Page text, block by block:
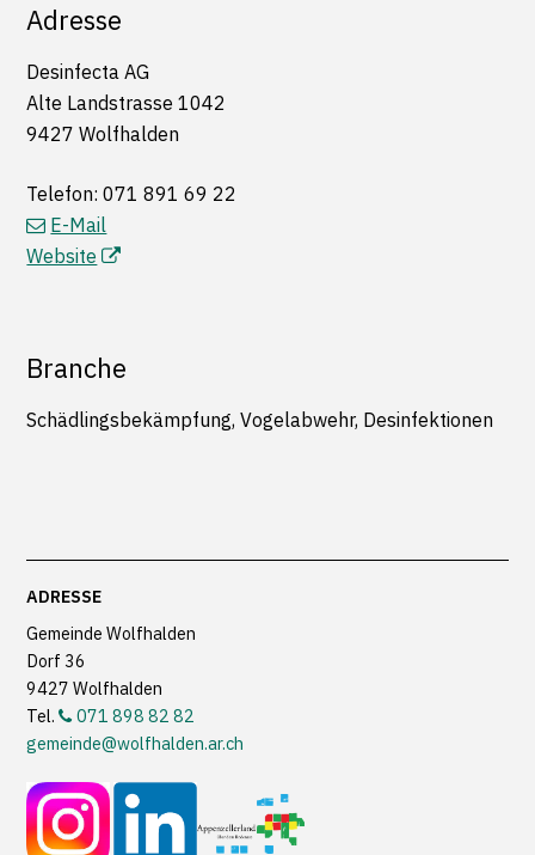
Adresse
Desinfecta AG
Alte Landstrasse 1042
9427 Wolfhalden
Telefon:071 891 69 22
E-Mail
Website
Branche
Schädlingsbekämpfung, Vogelabwehr, Desinfektionen
ADRESSE
Gemeinde Wolfhalden
Dorf 36
9427 Wolfhalden
Tel.
071 898 82 82
gemeinde@wolfhalden.ar.ch